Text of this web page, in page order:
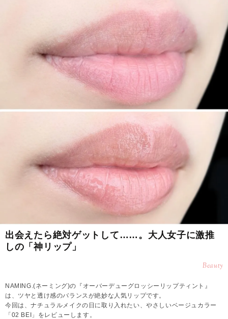
出会えたら絶対ゲットして……。大人女子に激推
しの「神リップ」
Beauty
NAMING.(ネーミング)の『オーバーデューグロッシーリップティント』
は、ツヤと透け感のバランスが絶妙な人気リップです。
今回は、ナチュラルメイクの日に取り入れたい、やさしいベージュカラー
「02 BEI」をレビューします。